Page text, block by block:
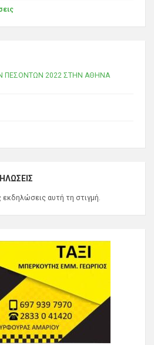
2022 ΣΤΗΝ ΑΘΗΝΑ
εκδηλώσεις αυτή τη στιγμή.